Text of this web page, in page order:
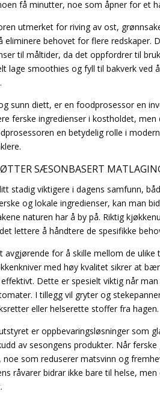
få minutter, noe som åpner for et
utmerket for riving av ost,
eliminere behovet for flere redskaper.
til måltider, da det oppfordrer til
lage smoothies og fyll til bakverk ved
sunn diett, er en foodprosessor en
ferske ingredienser i kostholdet,
en betydelig rolle i
SÆSONBASERT
stadig viktigere i dagens samfunn,
og lokale ingredienser, kan man
naturen har å by på. Riktig
lettere å håndtere de spesifikke
avgjørende for å skille mellom de
med høy kvalitet sikrer at
Dette er spesielt viktig når
I tillegg vil gryter og
eller helserette stoffer fra hagen.
er oppbevaringsløsninger som
av sesongens produkter. Når
noe som reduserer matsvinn og
råvarer bidrar ikke bare til helse,